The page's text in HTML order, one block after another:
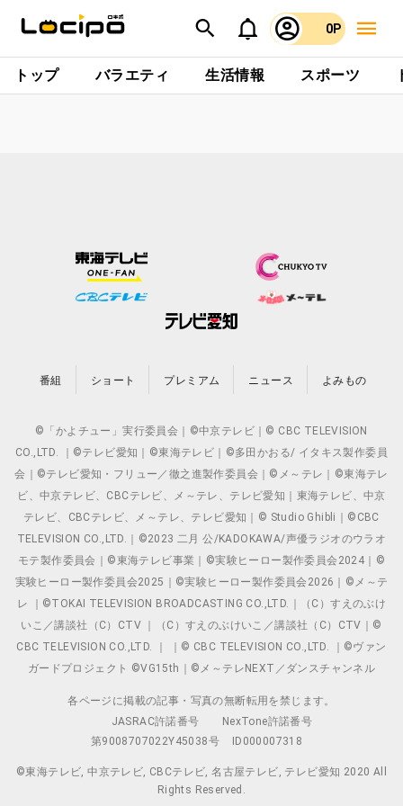
0P
トップ バラエティ 生活情報 スポーツ
番組 ショート プレミアム ニュース よみもの
©「かよチュー」実行委員会｜©中京テレビ｜© CBC TELEVISION
CO.,LTD. ｜©テレビ愛知｜©東海テレビ｜©多田かおる/ イタキス製作委員
会｜©テレビ愛知・フリュー／徹之進製作委員会｜©メ～テレ｜©東海テレ
ビ、中京テレビ、CBCテレビ、メ～テレ、テレビ愛知｜東海テレビ、中京
テレビ、CBCテレビ、メ～テレ、テレビ愛知｜© Studio Ghibli｜©CBC
TELEVISION CO.,LTD.｜©2023 二月 公/KADOKAWA/声優ラジオのウラオ
モテ製作委員会｜©東海テレビ事業｜©実験ヒーロー製作委員会2024｜©
実験ヒーロー製作委員会2025｜©実験ヒーロー製作委員会2026｜©メ～テ
レ ｜©TOKAI TELEVISION BROADCASTING CO.,LTD.｜（C）すえのぶけ
いこ／講談社（C）CTV ｜（C）すえのぶけいこ／講談社（C）CTV｜©
CBC TELEVISION CO.,LTD. ｜ ｜© CBC TELEVISION CO.,LTD. ｜©ヴァン
ガードプロジェクト ©VG15th｜©メ～テレNEXT／ダンスチャンネル
各ページに掲載の記事・写真の無断転用を禁じます。
JASRAC許諾番号
NexTone許諾番号
第9008707022Y45038号
ID000007318
©東海テレビ, 中京テレビ, CBCテレビ, 名古屋テレビ, テレビ愛知 2020 All
Rights Reserved.